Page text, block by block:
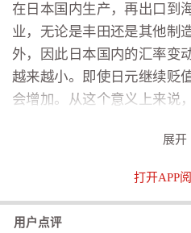
在日本国内生产，再出口到
业，无论是丰田还是其他制
外，因此日本国内的汇率变
越来越小。即使日元继续贬
会增加。从这个意义上来说
遍归因于日美利差。对于市
治认为，日本央行虽然仍有
经济复苏基础仍不稳固，
展开
打开APP
用户点评